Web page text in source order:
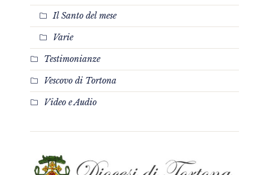
Il Santo del mese
Varie
Testimonianze
Vescovo di Tortona
Video e Audio